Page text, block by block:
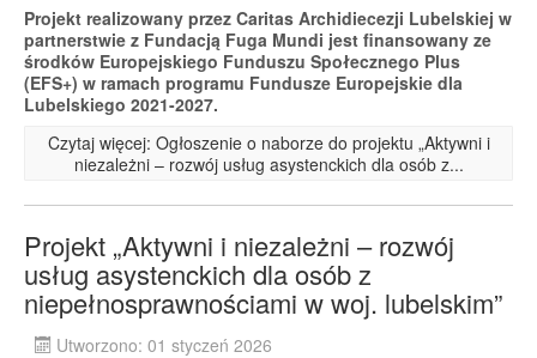
Projekt realizowany przez Caritas Archidiecezji Lubelskiej w
partnerstwie z Fundacją Fuga Mundi jest finansowany ze
środków Europejskiego Funduszu Społecznego Plus
(EFS+) w ramach programu Fundusze Europejskie dla
Lubelskiego 2021-2027.
Czytaj więcej: Ogłoszenie o naborze do projektu „Aktywni i
niezależni – rozwój usług asystenckich dla osób z...
Projekt „Aktywni i niezależni – rozwój
usług asystenckich dla osób z
niepełnosprawnościami w woj. lubelskim”
Utworzono: 01 styczeń 2026